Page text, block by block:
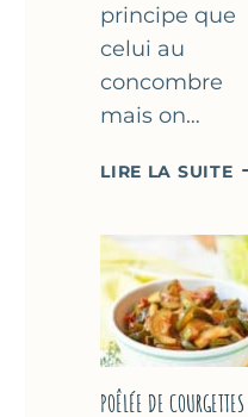
principe que
celui au
concombre
mais on…
LIRE LA SUITE
À
POÊLÉE DE